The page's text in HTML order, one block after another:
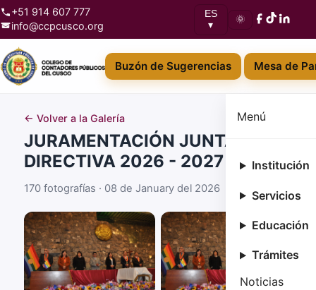
+51 914 607 777
info@ccpcusco.org
ES
▾
🌞
Buzón de Sugerencias Mesa de
Menú
Institución
Servicios
Educación
Trámites
Noticias
← Volver a la Galería
JURAMENTACIÓN JUNTA
DIRECTIVA 2026 - 2027
170 fotografías · 08 de January del 2026